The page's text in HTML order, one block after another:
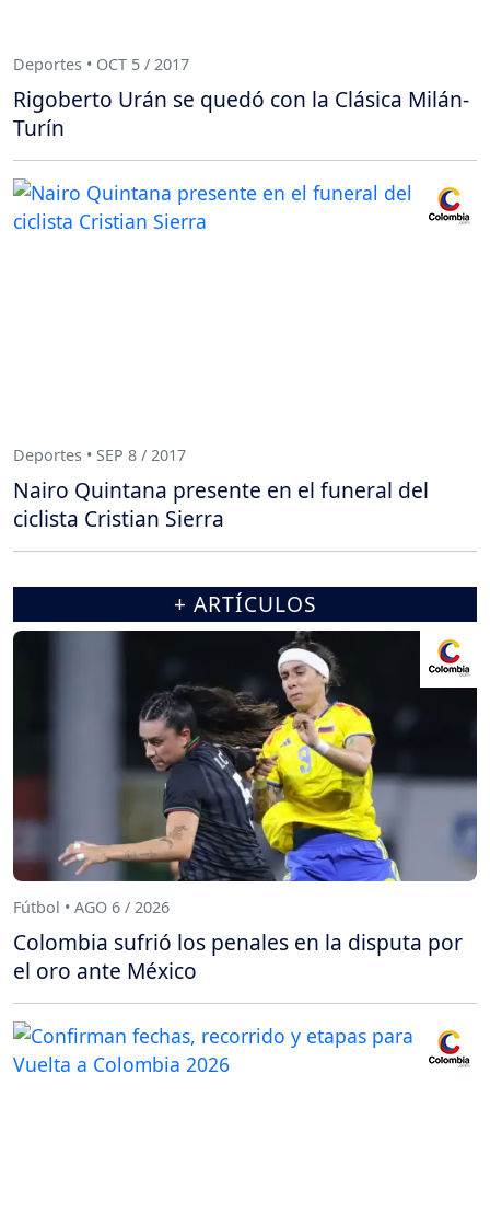
Deportes • OCT 5 / 2017
Rigoberto Urán se quedó con la Clásica Milán-
Turín
Deportes • SEP 8 / 2017
Nairo Quintana presente en el funeral del
ciclista Cristian Sierra
+ ARTÍCULOS
Fútbol • AGO 6 / 2026
Colombia sufrió los penales en la disputa por
el oro ante México